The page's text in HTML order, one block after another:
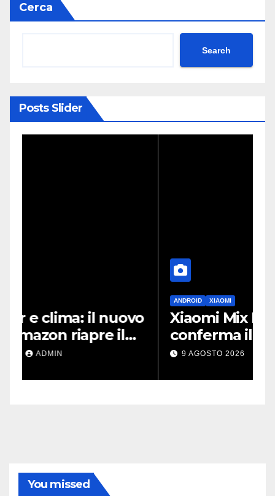
Cerca
Search
Posts Slider
Xiaomi Mix Fold 5, un leak
conferma il design a
passaporto e HyperOS 4
9 AGOSTO 2026
You missed